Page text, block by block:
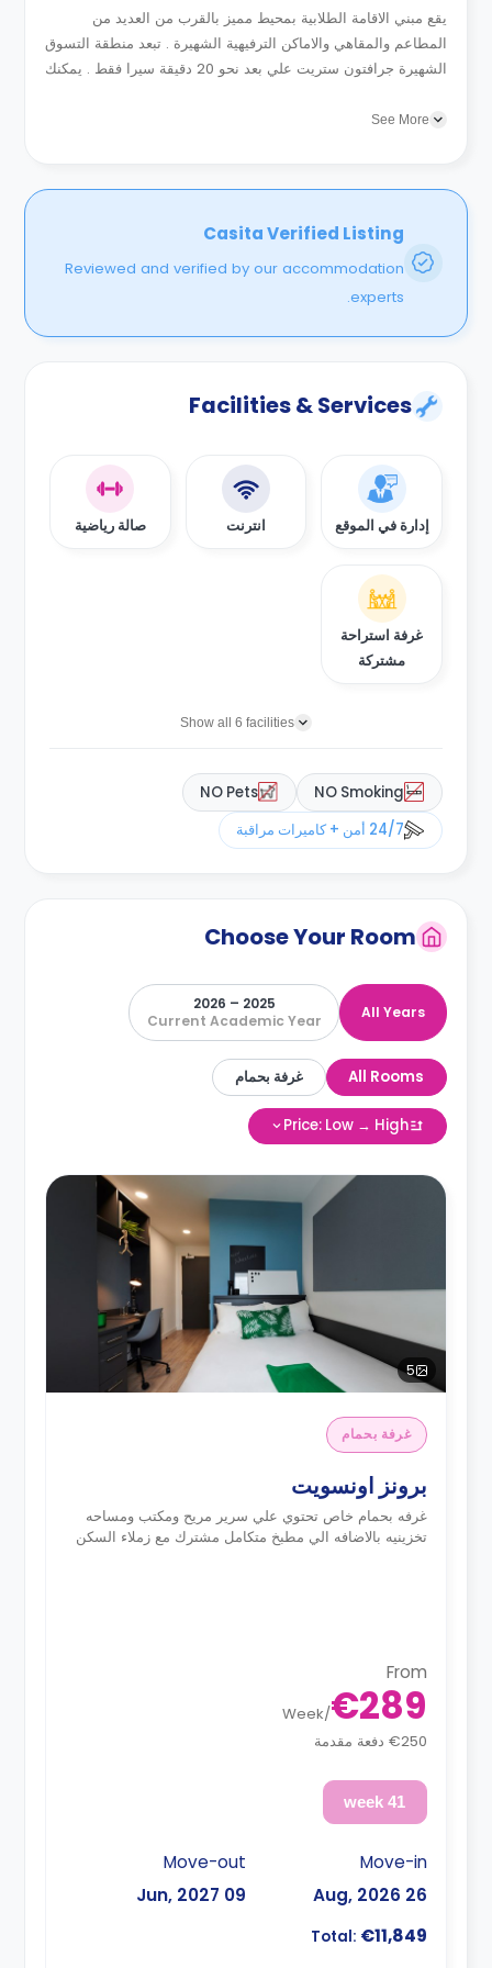
يقع مبني الاقامة الطلابية بمحيط مميز بالقرب من العديد من
المطاعم والمقاهي والاماكن الترفيهية الشهيرة . تبعد منطقة التسوق
الشهيرة جرافتون ستريت علي بعد نحو 20 دقيقة سيرا فقط . يمكنك
See More
Casita Verified Listing
Reviewed and verified by our accommodation
experts.
Facilities & Services
إدارة في الموقع انترنت صالة رياضية
غرفة استراحة
مشتركة
Show all 6 facilities
NO Smoking
NO Pets
24/7 أمن + كاميرات مراقبة
Choose Your Room
All Years
2025 – 2026
Current Academic Year
All Rooms غرفة بحمام
Price: Low → High
5
غرفة بحمام
برونز اونسويت
غرفه بحمام خاص تحتوي علي سرير مريح ومكتب ومساحه
تخزينيه بالاضافه الي مطبخ متكامل مشترك مع زملاء السكن
From
€289
/
Week
€250 دفعة مقدمة
41 week
Move-in
26 Aug, 2026
Move-out
09 Jun, 2027
Total: €11,849